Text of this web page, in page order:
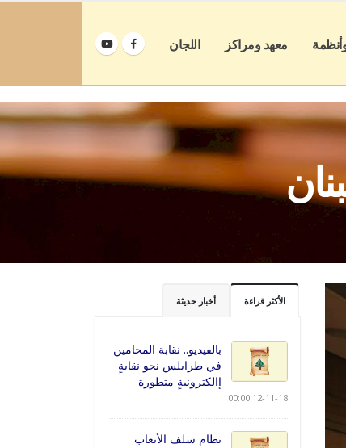
معهد ومراكز اللجان
الأكثر قراءة أخبار حديثة
بالفيديو.. نقابة المحامين
في طرابلس نحو نقابةٍ
إالكترونيةٍ متطورة
12-11-18 00:00
نظام سلف الأتعاب